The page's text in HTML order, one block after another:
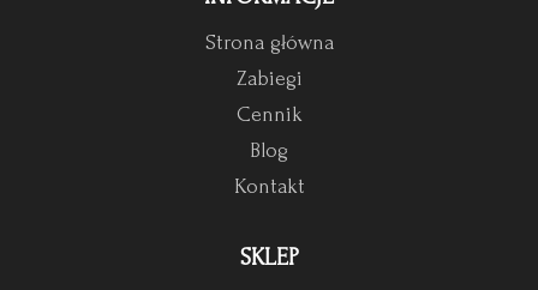
Strona główna
Zabiegi
Cennik
Blog
Kontakt
SKLEP